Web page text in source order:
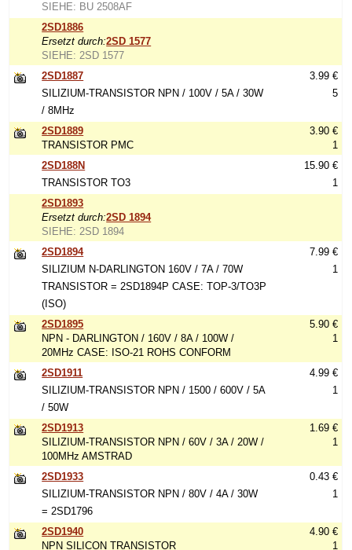
SIEHE: BU 2508AF
2SD1886
Ersetzt durch:2SD 1577
SIEHE: 2SD 1577
2SD1887
SILIZIUM-TRANSISTOR NPN / 100V / 5A / 30W
/ 8MHz
3.99 €
5
2SD1889
TRANSISTOR PMC
3.90 €
1
2SD188N
TRANSISTOR TO3
15.90 €
1
2SD1893
Ersetzt durch:2SD 1894
SIEHE: 2SD 1894
2SD1894
SILIZIUM N-DARLINGTON 160V / 7A / 70W
TRANSISTOR = 2SD1894P CASE: TOP-3/TO3P
(ISO)
7.99 €
1
2SD1895
NPN - DARLINGTON / 160V / 8A / 100W /
20MHz CASE: ISO-21 ROHS CONFORM
5.90 €
1
2SD1911
SILIZIUM-TRANSISTOR NPN / 1500 / 600V / 5A
/ 50W
4.99 €
1
2SD1913
SILIZIUM-TRANSISTOR NPN / 60V / 3A / 20W /
100MHz AMSTRAD
1.69 €
1
2SD1933
SILIZIUM-TRANSISTOR NPN / 80V / 4A / 30W
= 2SD1796
0.43 €
1
2SD1940
NPN SILICON TRANSISTOR
4.90 €
1